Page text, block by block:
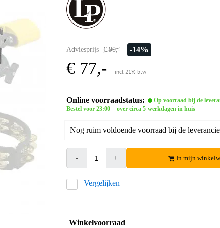
Adviesprijs € 90,- -14%
€ 77,- incl. 21% btw
Online voorraadstatus:
Op voorraad bij de
Bestel voor 23:00 = over circa 5 werkdagen in huis
Nog ruim voldoende voorraad bij de
- + In mijn
Vergelijken
Winkelvoorraad